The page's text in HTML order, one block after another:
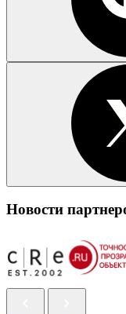
Новости